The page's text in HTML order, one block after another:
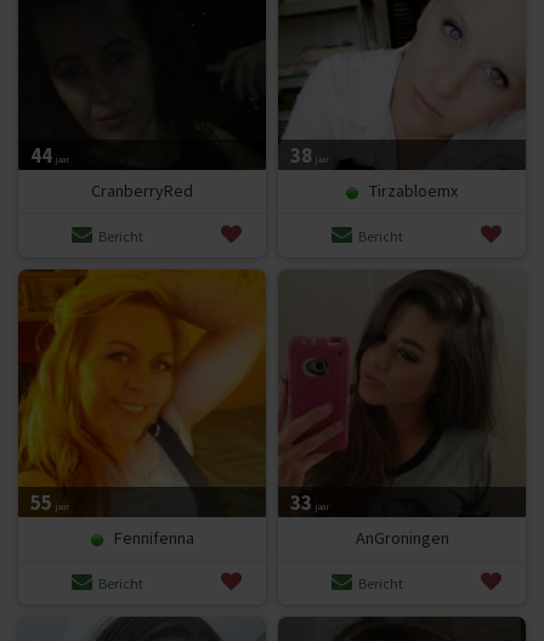
44 jaar
CranberryRed
Bericht
38 jaar
Tirzabloemx
Bericht
55 jaar
Fennifenna
Bericht
33 jaar
AnGroningen
Bericht